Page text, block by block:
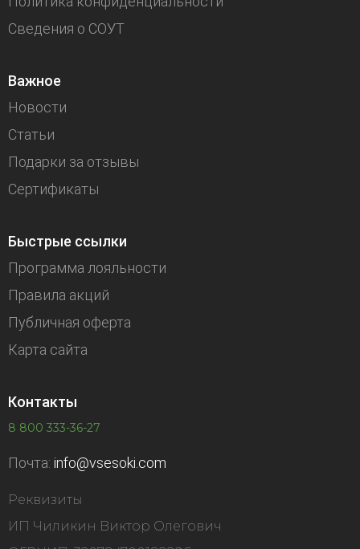
Сведения о СОУТ
Важное
Новости
Статьи
Подарки за отзывы
Сертификаты
Быстрые ссылки
Программа лояльности
Правила акций
Публичная оферта
Карта сайта
Контакты
8 800 333-36-27
Почта: info@vsesoki.com
Реквизиты
ИП Чиликин Виктор Олегович